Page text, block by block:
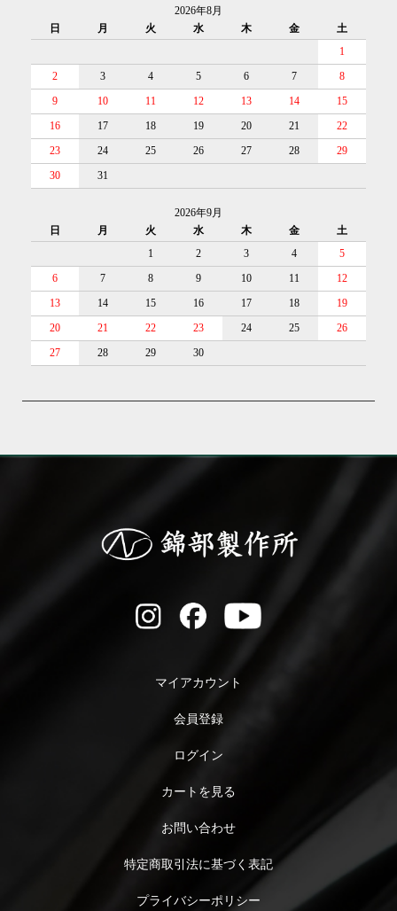
2026年8月
日
月 火 水 木 金
土
1
2
3 4 5 6 7
8
9
10 11 12 13 14
15
16
17 18 19 20 21
22
23
24 25 26 27 28
29
30
31
2026年9月
日
月 火 水 木 金
土
1
2 3 4
5
6
7 8 9 10 11
12
13
14 15 16 17 18
19
20
21 22 23 24 25
26
27
28 29 30
マイアカウント
会員登録
ログイン
カートを見る
お問い合わせ
特定商取引法に基づく表記
プライバシーポリシー